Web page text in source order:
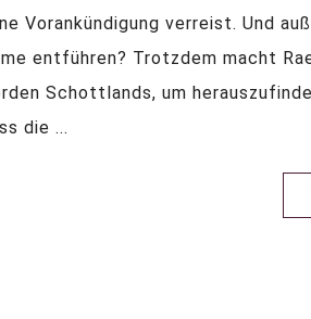
Vorankündigung verreist. Und
entführen? Trotzdem macht
Schottlands, um
die ...